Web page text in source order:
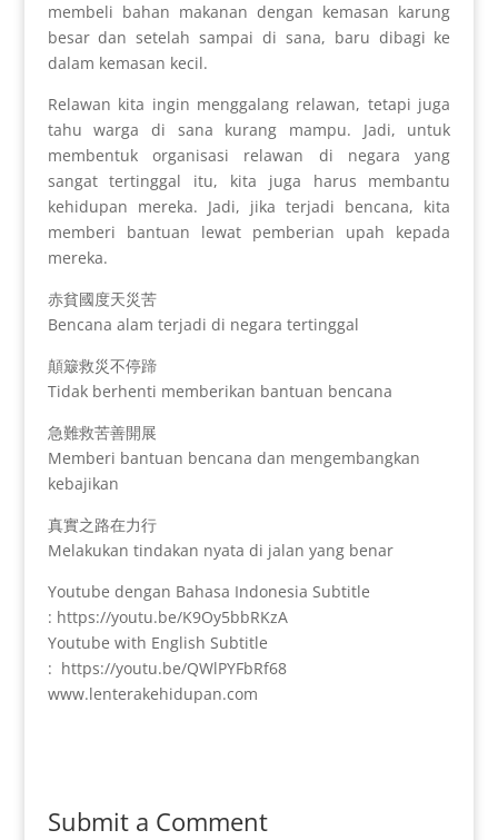
membeli bahan makanan dengan kemasan karung
besar dan setelah sampai di sana, baru dibagi ke
dalam kemasan kecil.
Relawan kita ingin menggalang relawan, tetapi juga
tahu warga di sana kurang mampu. Jadi, untuk
membentuk organisasi relawan di negara yang
sangat tertinggal itu, kita juga harus membantu
kehidupan mereka. Jadi, jika terjadi bencana, kita
memberi bantuan lewat pemberian upah kepada
mereka.
赤貧國度天災苦
Bencana alam terjadi di negara tertinggal
顛簸救災不停蹄
Tidak berhenti memberikan bantuan bencana
急難救苦善開展
Memberi bantuan bencana dan mengembangkan
kebajikan
真實之路在力行
Melakukan tindakan nyata di jalan yang benar
Youtube dengan Bahasa Indonesia Subtitle
: https://youtu.be/K9Oy5bbRKzA
Youtube with English Subtitle
: https://youtu.be/QWlPYFbRf68
www.lenterakehidupan.com
Submit a Comment